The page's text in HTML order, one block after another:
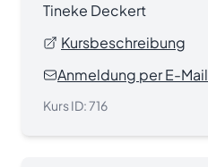
Tineke Deckert
Kursbeschreibung
Anmeldung per E-Mail
Kurs ID:716